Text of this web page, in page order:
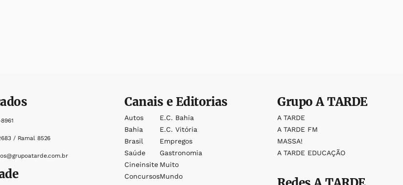
/ Ramal 8526
Canais e Editorias
Autos
Bahia
Brasil
Saúde
Cineinsite
Concursos
E.c. Bahia
E.c. Vitória
Empregos
Gastronomia
Muito
Mundo
GrupoA TARDE
A TARDE
A TARDE FM
MASSA!
A TARDE EDUCAÇÃO